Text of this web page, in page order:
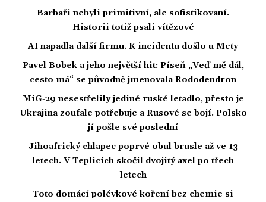
Barbaři nebyli primitivní, ale sofistikovaní.
Historii totiž psali vítězové
AI napadla další firmu. K incidentu došlo u Mety
Pavel Bobek a jeho největší hit: Píseň „Veď mě dál,
cesto má“ se původně jmenovala Rododendron
MiG-29 nesestřelily jediné ruské letadlo, přesto je
Ukrajina zoufale potřebuje a Rusové se bojí. Polsko
jí pošle své poslední
Jihoafrický chlapec poprvé obul brusle až ve 13
letech. V Teplicích skočil dvojitý axel po třech
letech
Toto domácí polévkové koření bez chemie si